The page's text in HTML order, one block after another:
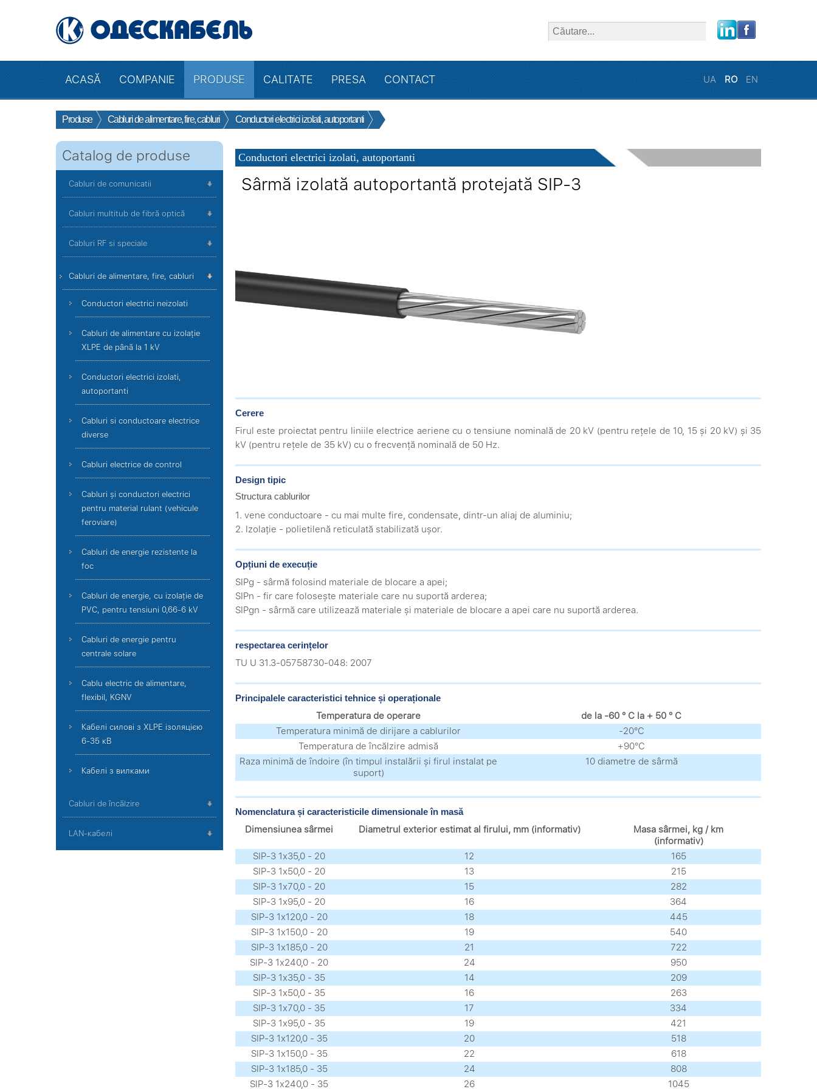
ACASĂ COMPANIE PRODUSE CALITATE PRESA CONTACT UA RO EN
Produse Cabluri de alimentare, fire, cabluri Conductori electrici izolati, autoportanti
Catalog de produse
Cabluri de comunicatii
Cabluri multitub de fibră optică
Cabluri RF si speciale
Cabluri de alimentare, fire, cabluri
Conductori electrici neizolati
Cabluri de alimentare cu izolație
XLPE de până la 1 kV
Conductori electrici izolati,
autoportanti
Cabluri si conductoare electrice
diverse
Cabluri electrice de control
Cabluri și conductori electrici
pentru material rulant (vehicule
feroviare)
Cabluri de energie rezistente la
foc
Cabluri de energie, cu izolație de
PVC, pentru tensiuni 0,66-6 kV
Cabluri de energie pentru
centrale solare
Cablu electric de alimentare,
flexibil, KGNV
Кабелі силові з XLPE ізоляцією
6-35 кВ
Кабелі з вилками
Cabluri de încălzire
LAN-кабелі
Conductori electrici izolati, autoportanti
Sârmă izolată autoportantă protejată SIP-3
Cerere
Firul este proiectat pentru liniile electrice aeriene cu o tensiune nominală de 20 kV (pentru rețele de 10, 15 și 20 kV) și 35
kV (pentru rețele de 35 kV) cu o frecvență nominală de 50 Hz.
Design tipic
Structura cablurilor
1. vene conductoare - cu mai multe fire, condensate, dintr-un aliaj de aluminiu;
2. Izolație - polietilenă reticulată stabilizată ușor.
Opțiuni de execuție
SIPg - sârmă folosind materiale de blocare a apei;
SIPn - fir care folosește materiale care nu suportă arderea;
SIPgn - sârmă care utilizează materiale și materiale de blocare a apei care nu suportă arderea.
respectarea cerințelor
TU U 31.3-05758730-048: 2007
Principalele caracteristici tehnice și operaționale
Temperatura de operare
de la -60 ° С la + 50 ° С
Temperatura minimă de dirijare a cablurilor
-20°С
Temperatura de încălzire admisă
+90°С
Raza minimă de îndoire (în timpul instalării și firul instalat pe
suport)
10 diametre de sârmă
Nomenclatura și caracteristicile dimensionale în masă
Dimensiunea sârmei Diametrul exterior estimat al firului, mm (informativ)
Masa sârmei, kg / km
(informativ)
SIP-3 1х35,0 - 20
12
165
SIP-3 1х50,0 - 20
13
215
SIP-3 1х70,0 - 20
15
282
SIP-3 1х95,0 - 20
16
364
SIP-3 1х120,0 - 20
18
445
SIP-3 1х150,0 - 20
19
540
SIP-3 1х185,0 - 20
21
722
SIP-3 1х240,0 - 20
24
950
SIP-3 1х35,0 - 35
14
209
SIP-3 1х50,0 - 35
16
263
SIP-3 1х70,0 - 35
17
334
SIP-3 1х95,0 - 35
19
421
SIP-3 1х120,0 - 35
20
518
SIP-3 1х150,0 - 35
22
618
SIP-3 1х185,0 - 35
24
808
SIP-3 1х240,0 - 35
26 1045
close